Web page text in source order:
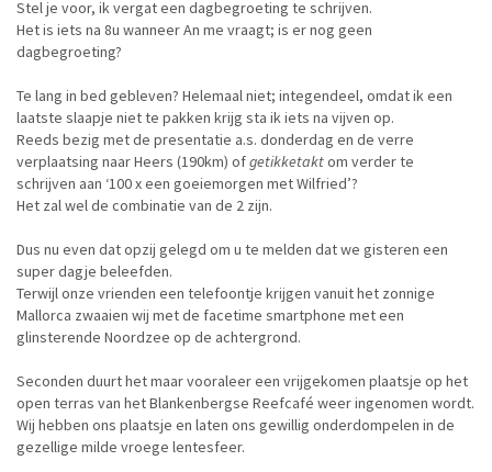
Stel je voor, ik vergat een dagbegroeting te schrijven.
Het is iets na 8u wanneer An me vraagt; is er nog geen
dagbegroeting?
Te lang in bed gebleven? Helemaal niet; integendeel, omdat ik een
laatste slaapje niet te pakken krijg sta ik iets na vijven op.
Reeds bezig met de presentatie a.s. donderdag en de verre
verplaatsing naar Heers (190km) ofgetikketaktom verder te
schrijven aan ‘100 x een goeiemorgen met Wilfried’?
Het zal wel de combinatie van de 2 zijn.
Dus nu even dat opzij gelegd om u te melden dat we gisteren een
super dagje beleefden.
Terwijl onze vrienden een telefoontje krijgen vanuit het zonnige
Mallorca zwaaien wij met de facetime smartphone met een
glinsterende Noordzee op de achtergrond.
Seconden duurt het maar vooraleer een vrijgekomen plaatsje op het
open terras van het Blankenbergse Reefcafé weer ingenomen wordt.
Wij hebben ons plaatsje en laten ons gewillig onderdompelen in de
gezellige milde vroege lentesfeer.